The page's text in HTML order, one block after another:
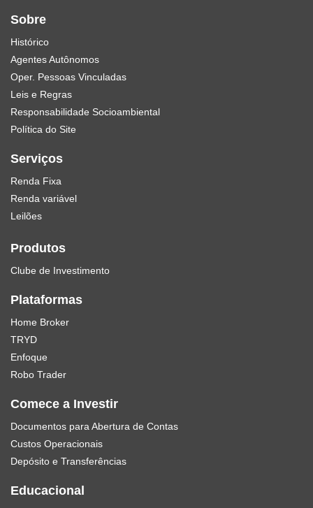
Sobre
Histórico
Agentes Autônomos
Oper. Pessoas Vinculadas
Leis e Regras
Responsabilidade Socioambiental
Política do Site
Serviços
Renda Fixa
Renda variável
Leilões
Produtos
Clube de Investimento
Plataformas
Home Broker
TRYD
Enfoque
Robo Trader
Comece a Investir
Documentos para Abertura de Contas
Custos Operacionais
Depósito e Transferências
Educacional